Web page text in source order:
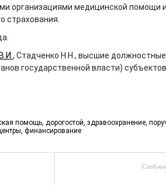
организациями медицинской помощи
страхования.
, Стадченко Н.Н., высшие
государственной власти)
помощь, дорогостой, здравоохранение,
, финансирование